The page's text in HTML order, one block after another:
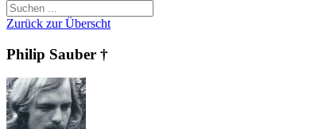
Zurück zur Überscht
Philip Sauber †